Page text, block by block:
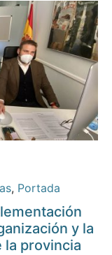
, Portada
y la
la provincia